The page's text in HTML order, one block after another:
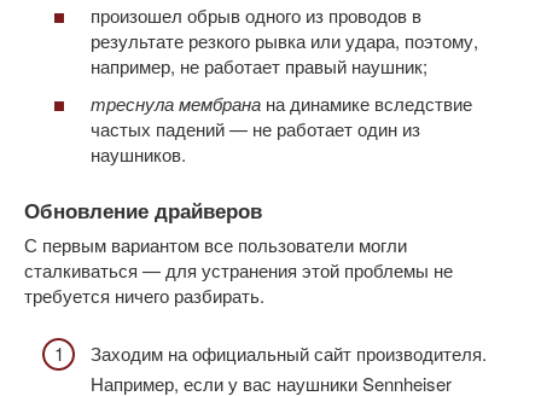
произошел обрыв одного из проводов в
результате резкого рывка или удара, поэтому,
например, не работает правый наушник;
треснула мембрана на динамике вследствие
частых падений — не работает один из
наушников.
Обновление драйверов
С первым вариантом все пользователи могли
сталкиваться — для устранения этой проблемы не
требуется ничего разбирать.
Заходим на официальный сайт производителя.
Например, если у вас наушники Sennheiser